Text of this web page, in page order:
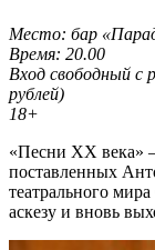
Место: бар
Время: 20.00
Вход свободный с
рублей)
18+
«Песни XX века»
поставленных
театрального
аскезу и вновь